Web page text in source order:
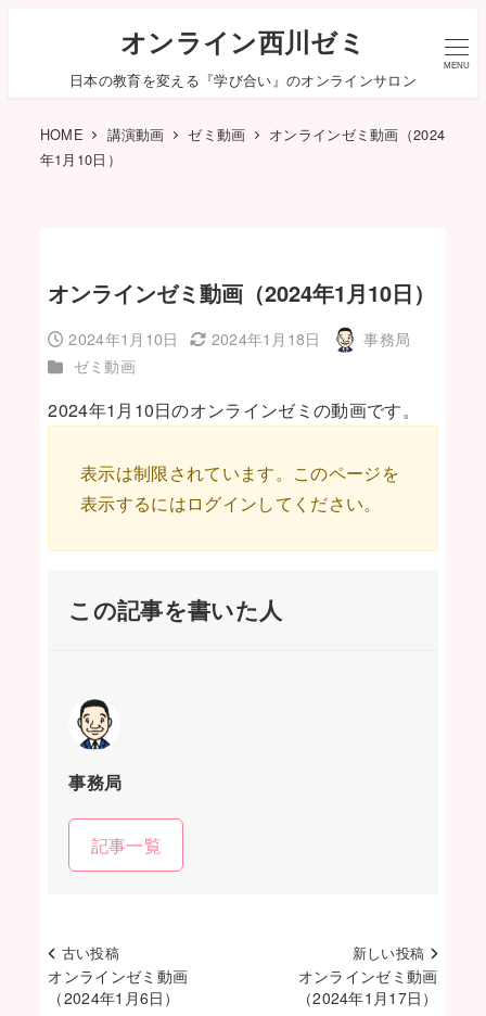
オンライン西川ゼミ
日本の教育を変える『学び合い』のオンラインサロン
MENU
HOME 講演動画 ゼミ動画
オンラインゼミ動画（2024
年1月10日）
オンラインゼミ動画（2024年1月10日）
投稿日
2024年1月10日
更新日
2024年1月18日
著
事務局
カテゴリー
ゼミ動画
2024年1月10日のオンラインゼミの動画です。
表示は制限されています。このページを
表示するにはログインしてください。
この記事を書いた人
事務局
記事一覧
古い投稿
オンラインゼミ動画
（2024年1月6日）
新しい投稿
オンラインゼミ動画
（2024年1月17日）